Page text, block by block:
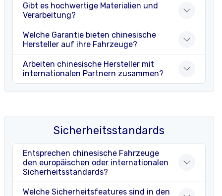
Gibt es hochwertige Materialien und
Verarbeitung?
Welche Garantie bieten chinesische
Hersteller auf ihre Fahrzeuge?
Arbeiten chinesische Hersteller mit
internationalen Partnern zusammen?
Sicherheitsstandards
Entsprechen chinesische Fahrzeuge
den europäischen oder internationalen
Sicherheitsstandards?
Welche Sicherheitsfeatures sind in den